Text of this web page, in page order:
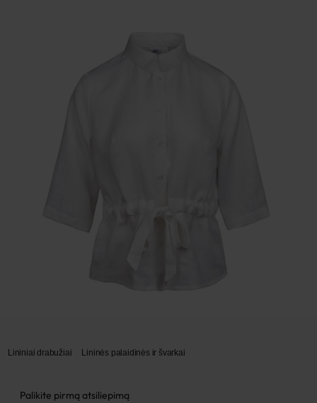
Lininiai drabužiai Lininės palaidinės ir švarkai
Palikite pirmą atsiliepimą